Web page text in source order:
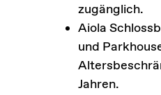
zugänglich.
Aiola
und
Jahren.